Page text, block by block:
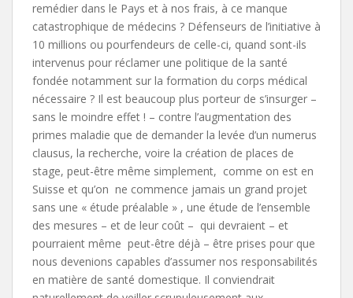
remédier dans le Pays et à nos frais, à ce manque
catastrophique de médecins ? Défenseurs de l’initiative à
10 millions ou pourfendeurs de celle-ci, quand sont-ils
intervenus pour réclamer une politique de la santé
fondée notamment sur la formation du corps médical
nécessaire ? Il est beaucoup plus porteur de s’insurger –
sans le moindre effet ! – contre l’augmentation des
primes maladie que de demander la levée d’un numerus
clausus, la recherche, voire la création de places de
stage, peut-être même simplement, comme on est en
Suisse et qu’on ne commence jamais un grand projet
sans une « étude préalable » , une étude de l’ensemble
des mesures – et de leur coût – qui devraient – et
pourraient même peut-être déjà – être prises pour que
nous devenions capables d’assumer nos responsabilités
en matière de santé domestique. Il conviendrait